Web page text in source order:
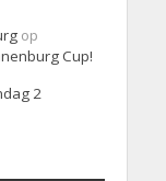
op
Cup!
2